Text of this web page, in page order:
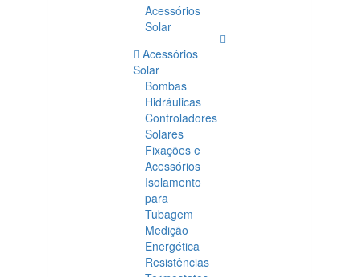
Acessórios
Solar
Acessórios
Solar
Bombas
Hidráulicas
Controladores
Solares
Fixações e
Acessórios
Isolamento
para
Tubagem
Medição
Energética
Resistências